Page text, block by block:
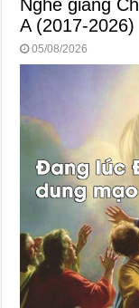
Nghe giảng
A (2017-2026)
05/08/2026